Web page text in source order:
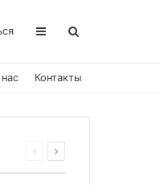
Контакты